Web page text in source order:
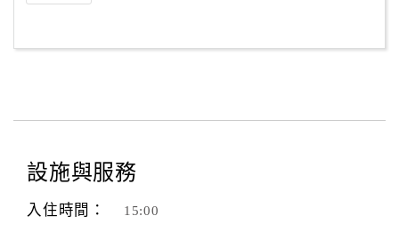
設施與服務
入住時間： 15:00